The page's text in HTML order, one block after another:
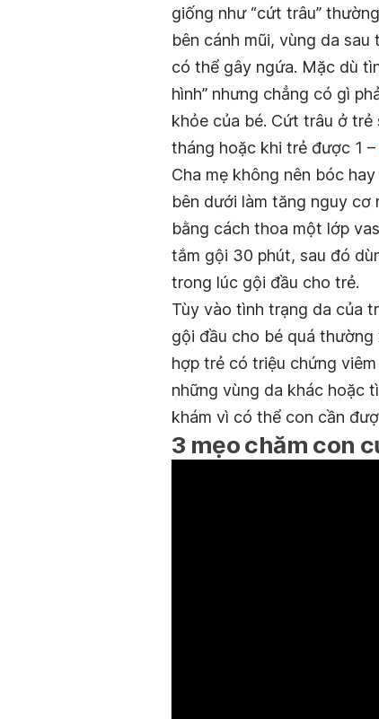
giống như “cứt trâu”
bên cánh mũi, vùng da
có thể gây ngứa. Mặc dù
hình” nhưng chẳng có gì
khỏe của bé. Cứt trâu ở
tháng hoặc khi trẻ được 1 –
Cha mẹ không nên bóc
bên dưới làm tăng nguy cơ
bằng cách thoa một lớp
tắm gội 30 phút, sau đó
trong lúc gội đầu cho trẻ.
Tùy vào tình trạng da của
gội đầu cho bé quá
hợp trẻ có triệu chứng
những vùng da khác hoặc
khám vì có thể con cần
3 mẹo chăm con